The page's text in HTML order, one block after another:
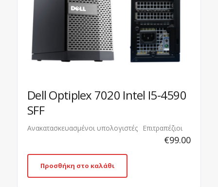
Dell Optiplex 7020 Intel I5-4590
SFF
Ανακατασκευασμένοι υπολογιστές Επιτραπέζιοι
€99.00
Προσθήκη στο καλάθι